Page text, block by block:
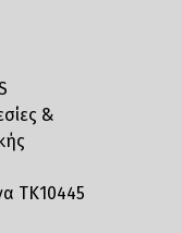
&
ΤΚ10445